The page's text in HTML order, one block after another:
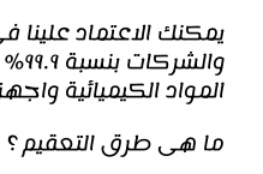
يمكنك الاعتماد
المواد الكيميائية
ما هى طرق التعقيم ؟